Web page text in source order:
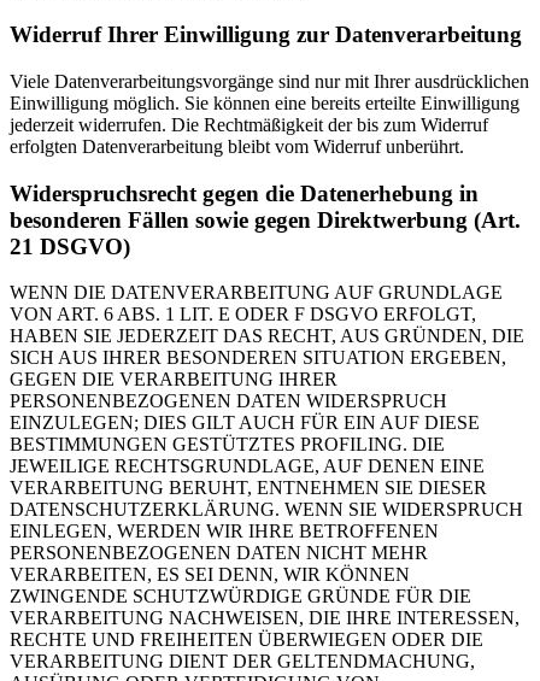
Widerruf Ihrer Einwilligung zur Datenverarbeitung
Viele Datenverarbeitungsvorgänge sind nur mit Ihrer ausdrücklichen
Einwilligung möglich. Sie können eine bereits erteilte Einwilligung
jederzeit widerrufen. Die Rechtmäßigkeit der bis zum Widerruf
erfolgten Datenverarbeitung bleibt vom Widerruf unberührt.
Widerspruchsrecht gegen die Datenerhebung in
besonderen Fällen sowie gegen Direktwerbung (Art.
21 DSGVO)
WENN DIE DATENVERARBEITUNG AUF GRUNDLAGE
VON ART. 6 ABS. 1 LIT. E ODER F DSGVO ERFOLGT,
HABEN SIE JEDERZEIT DAS RECHT, AUS GRÜNDEN, DIE
SICH AUS IHRER BESONDEREN SITUATION ERGEBEN,
GEGEN DIE VERARBEITUNG IHRER
PERSONENBEZOGENEN DATEN WIDERSPRUCH
EINZULEGEN; DIES GILT AUCH FÜR EIN AUF DIESE
BESTIMMUNGEN GESTÜTZTES PROFILING. DIE
JEWEILIGE RECHTSGRUNDLAGE, AUF DENEN EINE
VERARBEITUNG BERUHT, ENTNEHMEN SIE DIESER
DATENSCHUTZERKLÄRUNG. WENN SIE WIDERSPRUCH
EINLEGEN, WERDEN WIR IHRE BETROFFENEN
PERSONENBEZOGENEN DATEN NICHT MEHR
VERARBEITEN, ES SEI DENN, WIR KÖNNEN
ZWINGENDE SCHUTZWÜRDIGE GRÜNDE FÜR DIE
VERARBEITUNG NACHWEISEN, DIE IHRE INTERESSEN,
RECHTE UND FREIHEITEN ÜBERWIEGEN ODER DIE
VERARBEITUNG DIENT DER GELTENDMACHUNG,